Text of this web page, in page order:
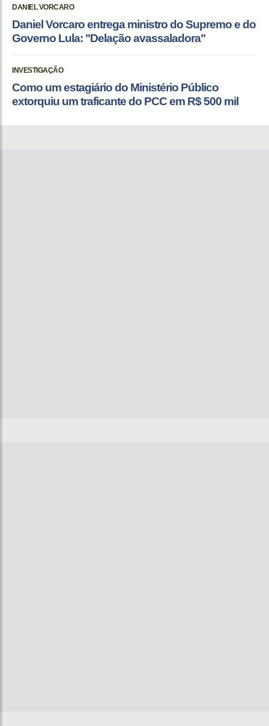
DANIEL VORCARO
Daniel Vorcaro entrega ministro do Supremo e do
Governo Lula: "Delação avassaladora"
INVESTIGAÇÃO
Como um estagiário do Ministério Público
extorquiu um traficante do PCC em R$ 500 mil